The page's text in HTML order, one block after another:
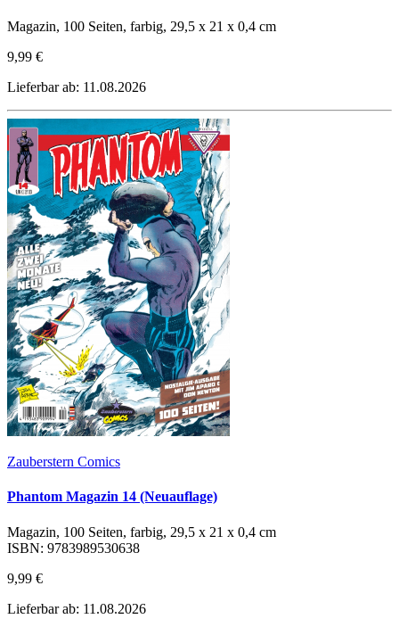
Magazin, 100 Seiten, farbig, 29,5 x 21 x 0,4 cm
9,99 €
Lieferbar ab: 11.08.2026
Zauberstern Comics
Phantom Magazin 14 (Neuauflage)
Magazin, 100 Seiten, farbig, 29,5 x 21 x 0,4 cm
ISBN: 9783989530638
9,99 €
Lieferbar ab: 11.08.2026